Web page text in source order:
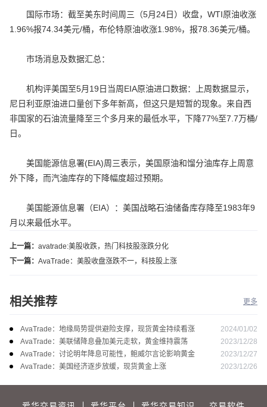
国际市场：截至美东时间周三（5月24日）收盘，WTI原油收涨
1.96%报74.34美元/桶，布伦特原油收涨1.98%，报78.36美元/桶。
市场消息及数据汇总：
机构评美国至5月19日当周EIA原油进口数据：上周数据显示，
尼日利亚原油进口量创下多年新高，但这只是短暂的现象。来自西
非国家的石油流量降至三个多月来的最低水平，下降77%至7.7万桶/
日。
美国能源信息署(EIA)周三表示，美国原油和馏分油库存上周意
外下降，而汽油库存的下降幅度超过预期。
美国能源信息署（EIA）：美国战略石油储备库存降至1983年9
月以来最低水平。
上一篇： avatrade:美股收跌，热门科技股涨跌分化
下一篇： AvaTrade：美股收盘涨跌不一，科技股上涨
相关推荐 更多
AvaTrade：地缘局势提供避险支撑，现货黄金持续看涨
2024/01/02
AvaTrade：美联储降息叠加美元走软，黄金维持震荡
2023/12/28
AvaTrade：讨论明年降息可能性，鲍威尔言论影响黄金
2023/12/27
AvaTrade：美国经济逐步放缓，现货黄金上涨
2023/12/26